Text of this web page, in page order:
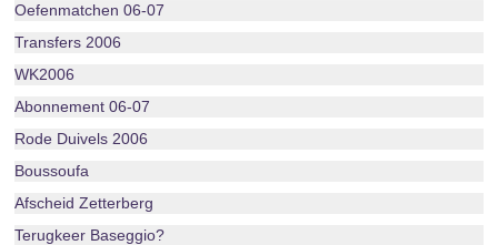
Oefenmatchen 06-07
Transfers 2006
WK2006
Abonnement 06-07
Rode Duivels 2006
Boussoufa
Afscheid Zetterberg
Terugkeer Baseggio?